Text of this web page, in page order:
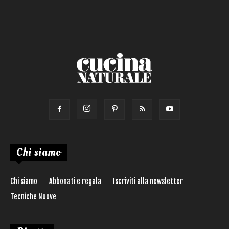
Chi siamo
Chi siamo Abbonati e regala
Iscriviti alla newsletter
Tecniche Nuove